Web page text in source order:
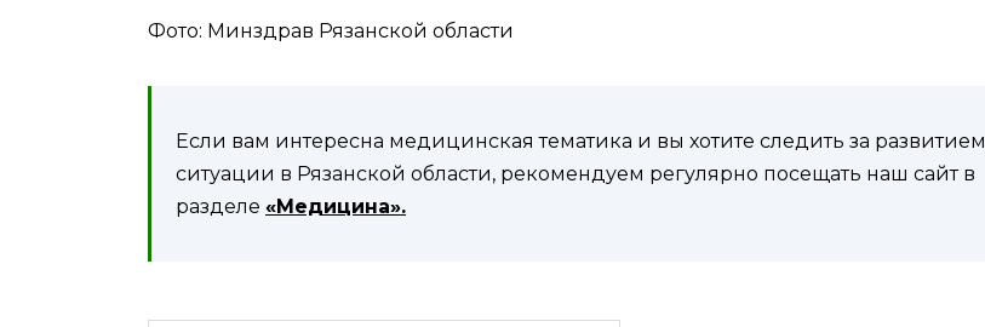
Фото: Минздрав Рязанской области
Если вам интересна медицинская тематика и вы хотите следить за развитием
ситуации в Рязанской области, рекомендуем регулярно посещать наш сайт в
разделе «Медицина».